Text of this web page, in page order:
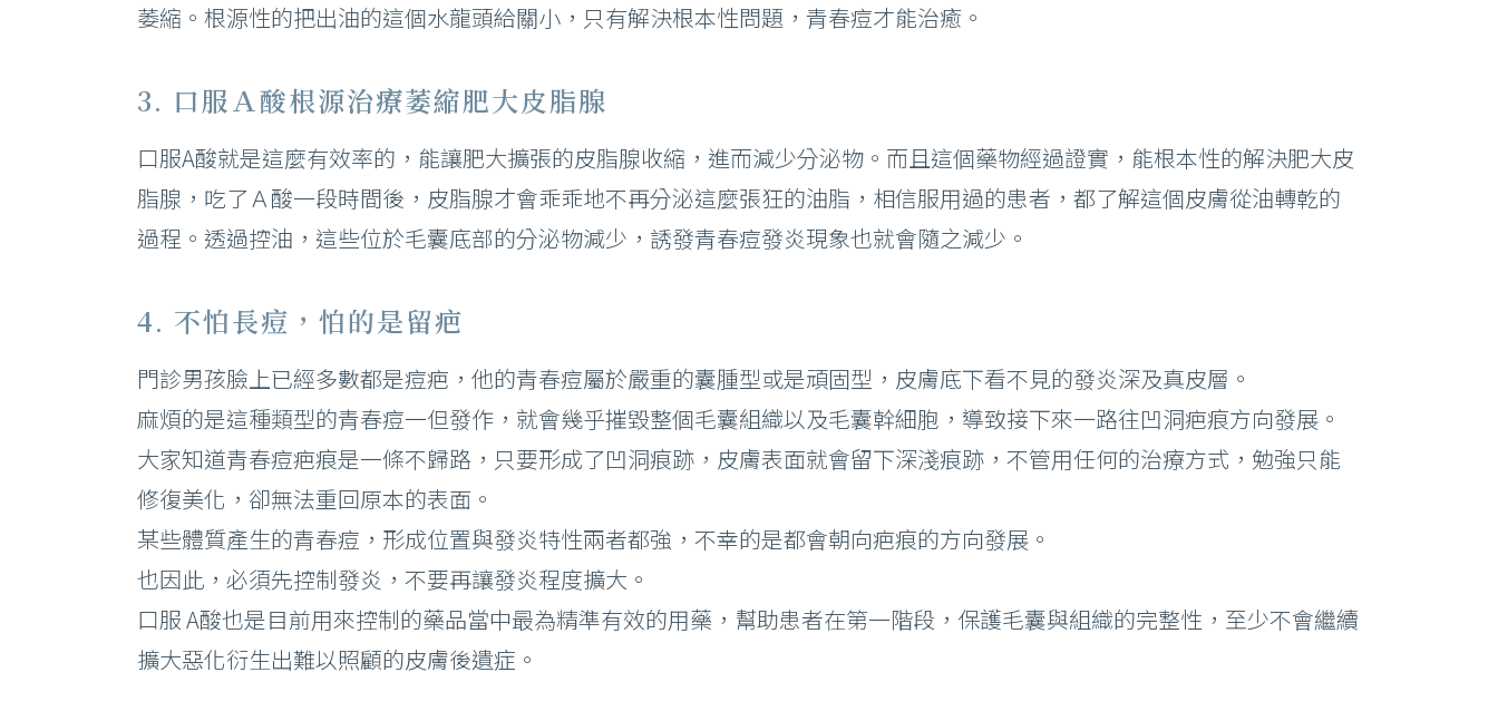
萎縮。根源性的把出油的這個水龍頭給關小，只有解決根本性問題，青春痘才能治癒。
3. 口服Ａ酸根源治療萎縮肥大皮脂腺
口服A酸就是這麼有效率的，能讓肥大擴張的皮脂腺收縮，進而減少分泌物。而且這個藥物經過證實，能根本性的解決肥大皮
脂腺，吃了Ａ酸一段時間後，皮脂腺才會乖乖地不再分泌這麼張狂的油脂，相信服用過的患者，都了解這個皮膚從油轉乾的
過程。透過控油，這些位於毛囊底部的分泌物減少，誘發青春痘發炎現象也就會隨之減少。
4. 不怕長痘，怕的是留疤
門診男孩臉上已經多數都是痘疤，他的青春痘屬於嚴重的囊腫型或是頑固型，皮膚底下看不見的發炎深及真皮層。
麻煩的是這種類型的青春痘一但發作，就會幾乎摧毀整個毛囊組織以及毛囊幹細胞，導致接下來一路往凹洞疤痕方向發展。
大家知道青春痘疤痕是一條不歸路，只要形成了凹洞痕跡，皮膚表面就會留下深淺痕跡，不管用任何的治療方式，勉強只能
修復美化，卻無法重回原本的表面。
某些體質產生的青春痘，形成位置與發炎特性兩者都強，不幸的是都會朝向疤痕的方向發展。
也因此，必須先控制發炎，不要再讓發炎程度擴大。
口服 A酸也是目前用來控制的藥品當中最為精準有效的用藥，幫助患者在第一階段，保護毛囊與組織的完整性，至少不會繼續
擴大惡化衍生出難以照顧的皮膚後遺症。